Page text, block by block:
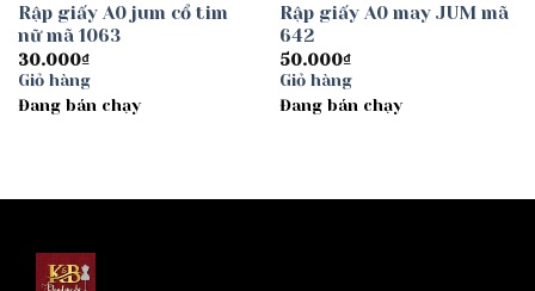
Rập giấy A0 jum cổ tim
nữ mã 1063
30.000₫
Giỏ hàng
Đang bán chạy
Rập giấy A0 may JUM mã
642
50.000₫
Giỏ hàng
Đang bán chạy